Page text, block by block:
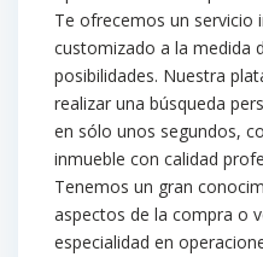
Te ofrecemos un servicio
customizado a la medida
posibilidades. Nuestra
realizar una búsqueda
en sólo unos segundos,
inmueble con calidad
Tenemos un gran
aspectos de la compra o
especialidad en